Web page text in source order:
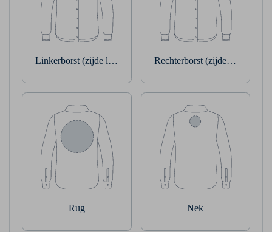
Linkerborst (zijde linkerarm) Rechterborst (zijde
Rug Nek